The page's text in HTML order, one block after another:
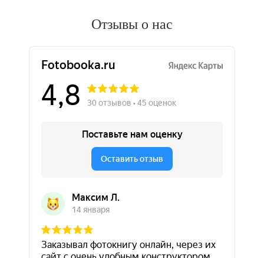
Отзывы о нас